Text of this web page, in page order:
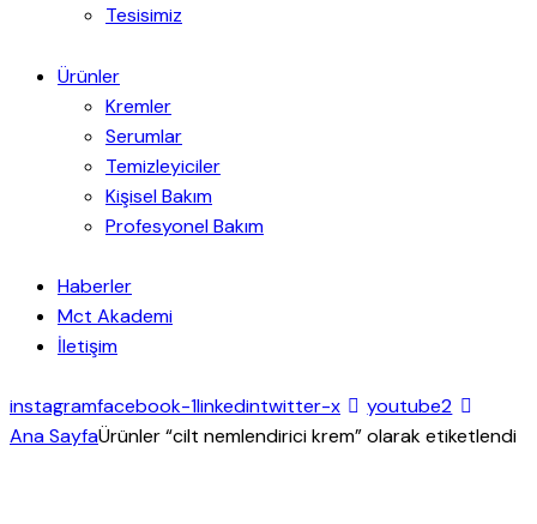
Tesisimiz
Ürünler
Kremler
Serumlar
Temizleyiciler
Kişisel Bakım
Profesyonel Bakım
Haberler
Mct Akademi
İletişim
instagramfacebook-1linkedintwitter-x
youtube2
Ana SayfaÜrünler “cilt nemlendirici krem” olarak etiketlendi